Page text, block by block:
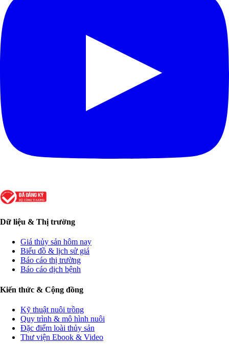
Dữ liệu & Thị trường
Giá thủy sản hôm nay
Biểu đồ & lịch sử giá
Báo cáo thị trường
Báo cáo dịch bệnh
Kiến thức & Cộng đồng
Kỹ thuật nuôi trồng
Quy trình & mô hình nuôi
Đặc điểm loài thủy sản
Thư viện Ebook & Video